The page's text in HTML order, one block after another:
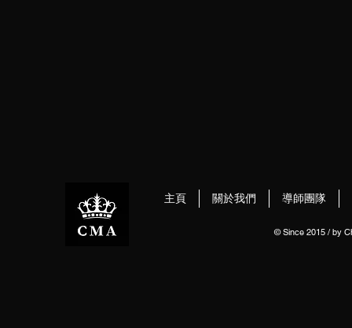
主頁 關於我們 導師團隊
© Since 2015 / by